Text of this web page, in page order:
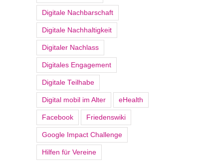
Digitale Nachbarschaft
Digitale Nachhaltigkeit
Digitaler Nachlass
Digitales Engagement
Digitale Teilhabe
Digital mobil im Alter eHealth
Facebook Friedenswiki
Google Impact Challenge
Hilfen für Vereine